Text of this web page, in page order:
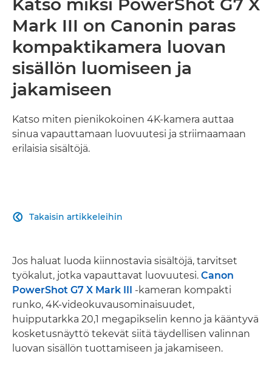
Katso miksi PowerShot G7 X
Mark III on Canonin paras
kompaktikamera luovan
sisällön luomiseen ja
jakamiseen
Katso miten pienikokoinen 4K-kamera auttaa
sinua vapauttamaan luovuutesi ja striimaamaan
erilaisia sisältöjä.
Takaisin artikkeleihin

Jos haluat luoda kiinnostavia sisältöjä, tarvitset
työkalut, jotka vapauttavat luovuutesi. Canon
PowerShot G7 X Mark III -kameran kompakti
runko, 4K-videokuvausominaisuudet,
huipputarkka 20,1 megapikselin kenno ja kääntyvä
kosketusnäyttö tekevät siitä täydellisen valinnan
luovan sisällön tuottamiseen ja jakamiseen.